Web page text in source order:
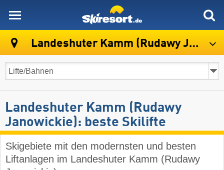
Landeshuter Kamm (Rudawy Janowickie)
Landeshuter Kamm (Rudawy
Janowickie): beste Skilifte
Skigebiete mit den modernsten und besten
Liftanlagen im Landeshuter Kamm (Rudawy